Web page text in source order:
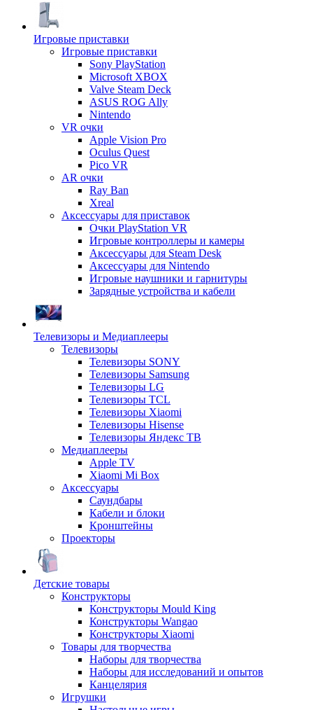
Игровые приставки
Игровые приставки
Sony PlayStation
Microsoft XBOX
Valve Steam Deck
ASUS ROG Ally
Nintendo
VR очки
Apple Vision Pro
Oculus Quest
Pico VR
AR очки
Ray Ban
Xreal
Аксессуары для приставок
Очки PlayStation VR
Игровые контроллеры и камеры
Аксессуары для Steam Desk
Аксессуары для Nintendo
Игровые наушники и гарнитуры
Зарядные устройства и кабели
Телевизоры и Медиаплееры
Телевизоры
Телевизоры SONY
Телевизоры Samsung
Телевизоры LG
Телевизоры TCL
Телевизоры Xiaomi
Телевизоры Hisense
Телевизоры Яндекс ТВ
Медиаплееры
Apple TV
Xiaomi Mi Box
Аксессуары
Саундбары
Кабели и блоки
Кронштейны
Проекторы
Детские товары
Конструкторы
Конструкторы Mould King
Конструкторы Wangao
Конструкторы Xiaomi
Товары для творчества
Наборы для творчества
Наборы для исследований и опытов
Канцелярия
Игрушки